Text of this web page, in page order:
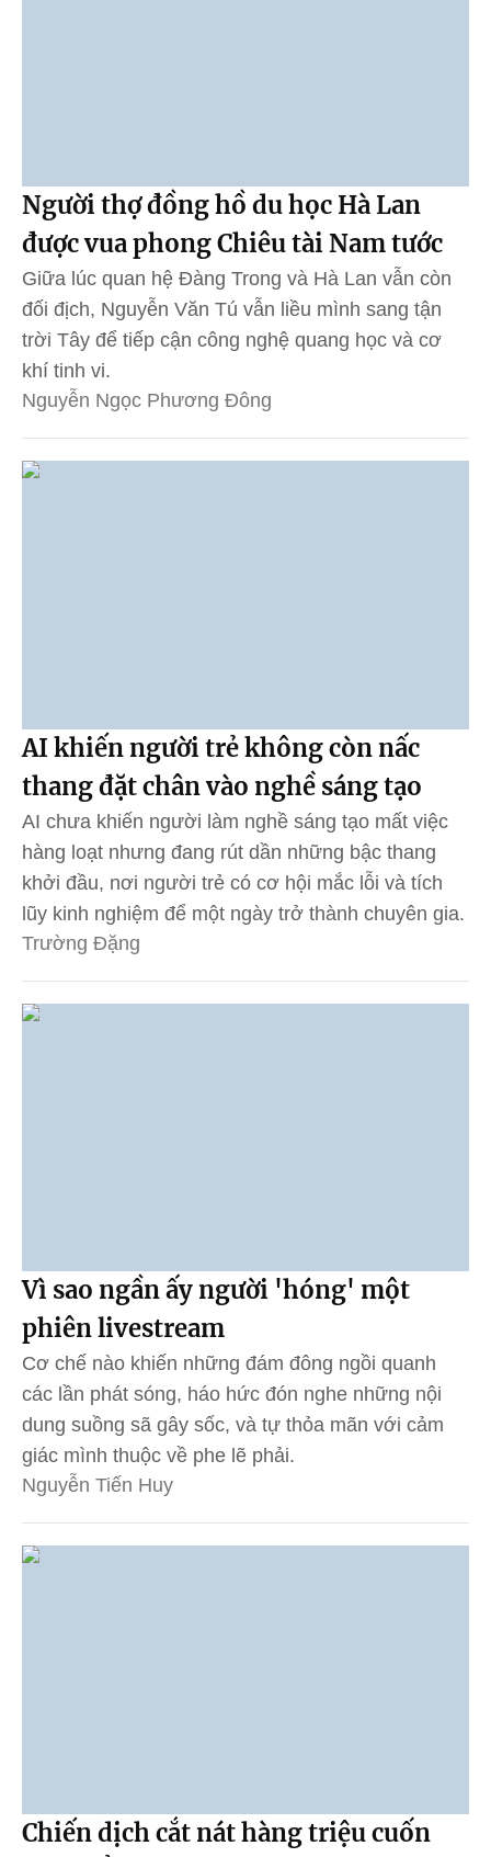
Người thợ đồng hồ du học Hà Lan
được vua phong Chiêu tài Nam tước
Giữa lúc quan hệ Đàng Trong và Hà Lan vẫn còn
đối địch, Nguyễn Văn Tú vẫn liều mình sang tận
trời Tây để tiếp cận công nghệ quang học và cơ
khí tinh vi.
Nguyễn Ngọc Phương Đông
AI khiến người trẻ không còn nấc
thang đặt chân vào nghề sáng tạo
AI chưa khiến người làm nghề sáng tạo mất việc
hàng loạt nhưng đang rút dần những bậc thang
khởi đầu, nơi người trẻ có cơ hội mắc lỗi và tích
lũy kinh nghiệm để một ngày trở thành chuyên gia.
Trường Đặng
Vì sao ngần ấy người 'hóng' một
phiên livestream
Cơ chế nào khiến những đám đông ngồi quanh
các lần phát sóng, háo hức đón nghe những nội
dung suồng sã gây sốc, và tự thỏa mãn với cảm
giác mình thuộc về phe lẽ phải.
Nguyễn Tiến Huy
Chiến dịch cắt nát hàng triệu cuốn